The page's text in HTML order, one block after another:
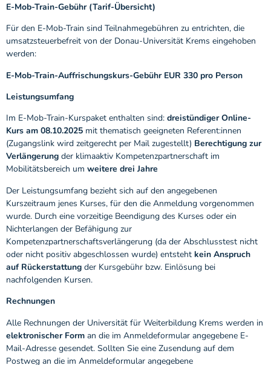
E-Mob-Train-Gebühr (Tarif-Übersicht)
Für den E-Mob-Train sind Teilnahmegebühren zu entrichten, die
umsatzsteuerbefreit von der Donau-Universität Krems eingehoben
werden:
E-Mob-Train-Auffrischungskurs-Gebühr EUR 330 pro Person
Leistungsumfang
Im E-Mob-Train-Kurspaket enthalten sind: dreistündiger Online-
Kurs am 08.10.2025 mit thematisch geeigneten Referent:innen
(Zugangslink wird zeitgerecht per Mail zugestellt) Berechtigung zur
Verlängerung der klimaaktiv Kompetenzpartnerschaft im
Mobilitätsbereich um weitere drei Jahre
Der Leistungsumfang bezieht sich auf den angegebenen
Kurszeitraum jenes Kurses, für den die Anmeldung vorgenommen
wurde. Durch eine vorzeitige Beendigung des Kurses oder ein
Nichterlangen der Befähigung zur
Kompetenzpartnerschaftsverlängerung (da der Abschlusstest nicht
oder nicht positiv abgeschlossen wurde) entsteht kein Anspruch
auf Rückerstattung der Kursgebühr bzw. Einlösung bei
nachfolgenden Kursen.
Rechnungen
Alle Rechnungen der Universität für Weiterbildung Krems werden in
elektronischer Form an die im Anmeldeformular angegebene E-
Mail-Adresse gesendet. Sollten Sie eine Zusendung auf dem
Postweg an die im Anmeldeformular angegebene